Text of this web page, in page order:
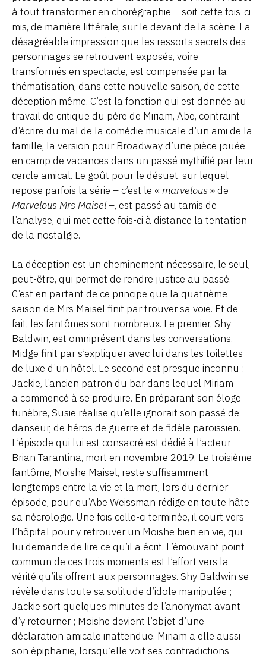
à tout transformer en chorégraphie – soit cette fois-ci
mis, de manière littérale, sur le devant de la scène. La
désagréable impression que les ressorts secrets des
personnages se retrouvent exposés, voire
transformés en spectacle, est compensée par la
thématisation, dans cette nouvelle saison, de cette
déception même. C’est la fonction qui est donnée au
travail de critique du père de Miriam, Abe, contraint
d’écrire du mal de la comédie musicale d’un ami de la
famille, la version pour Broadway d’une pièce jouée
en camp de vacances dans un passé mythifié par leur
cercle amical. Le goût pour le désuet, sur lequel
repose parfois la série – c’est le « marvelous » de
Marvelous Mrs Maisel–, est passé au tamis de
l’analyse, qui met cette fois-ci à distance la tentation
de la nostalgie.
La déception est un cheminement nécessaire, le seul,
peut-être, qui permet de rendre justice au passé.
C’est en partant de ce principe que la quatrième
saison de Mrs Maisel finit par trouver sa voie. Et de
fait, les fantômes sont nombreux. Le premier, Shy
Baldwin, est omniprésent dans les conversations.
Midge finit par s’expliquer avec lui dans les toilettes
de luxe d’un hôtel. Le second est presque inconnu :
Jackie, l’ancien patron du bar dans lequel Miriam
a commencé à se produire. En préparant son éloge
funèbre, Susie réalise qu’elle ignorait son passé de
danseur, de héros de guerre et de fidèle paroissien.
L’épisode qui lui est consacré est dédié à l’acteur
Brian Tarantina, mort en novembre 2019. Le troisième
fantôme, Moishe Maisel, reste suffisamment
longtemps entre la vie et la mort, lors du dernier
épisode, pour qu’Abe Weissman rédige en toute hâte
sa nécrologie. Une fois celle-ci terminée, il court vers
l’hôpital pour y retrouver un Moishe bien en vie, qui
lui demande de lire ce qu’il a écrit. L’émouvant point
commun de ces trois moments est l’effort vers la
vérité qu’ils offrent aux personnages. Shy Baldwin se
révèle dans toute sa solitude d’idole manipulée ;
Jackie sort quelques minutes de l’anonymat avant
d’y retourner ; Moishe devient l’objet d’une
déclaration amicale inattendue. Miriam a elle aussi
son épiphanie, lorsqu’elle voit ses contradictions